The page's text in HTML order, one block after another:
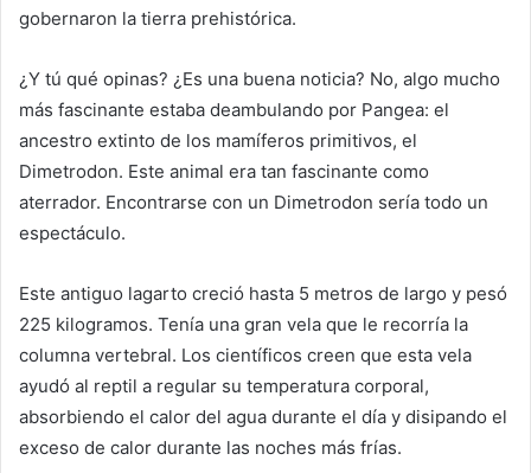
gobernaron la tierra prehistórica.
¿Y tú qué opinas? ¿Es una buena noticia? No, algo mucho
más fascinante estaba deambulando por Pangea: el
ancestro extinto de los mamíferos primitivos, el
Dimetrodon. Este animal era tan fascinante como
aterrador. Encontrarse con un Dimetrodon sería todo un
espectáculo.
Este antiguo lagarto creció hasta 5 metros de largo y pesó
225 kilogramos. Tenía una gran vela que le recorría la
columna vertebral. Los científicos creen que esta vela
ayudó al reptil a regular su temperatura corporal,
absorbiendo el calor del agua durante el día y disipando el
exceso de calor durante las noches más frías.